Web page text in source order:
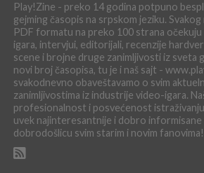
Play!Zine - preko 14 godina potpuno
gejming časopis na srpskom jeziku.
PDF formatu na preko 100 strana očekuju
igara, intervjui, editorijali, recenzije
scene i brojne druge zanimljivosti iz sveta
novi broj časopisa, tu je i naš sajt -
svakodnevno obaveštavamo o svim
zanimljivostima iz industrije video-igara.
profesionalnost i posvećenost
uvek najinteresantnije i dobro informisane
dobrodošlicu svim starim i novim fanovima!